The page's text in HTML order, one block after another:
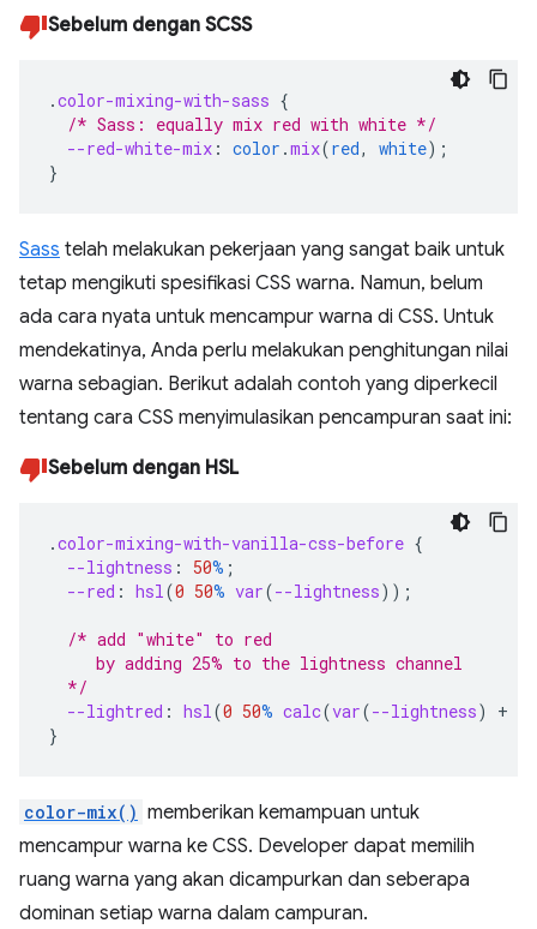
Sebelum dengan SCSS
.color-mixing-with-sass {
/* Sass: equally mix red with white */
--red-white-mix : color .mix(red, white);
}
Sass telah melakukan pekerjaan yang sangat baik untuk
tetap mengikuti spesifikasi CSS warna. Namun, belum
ada cara nyata untuk mencampur warna di CSS. Untuk
mendekatinya, Anda perlu melakukan penghitungan nilai
warna sebagian. Berikut adalah contoh yang diperkecil
tentang cara CSS menyimulasikan pencampuran saat ini:
Sebelum dengan HSL
.color-mixing-with-vanilla-css-before {
--lightness : 50% ;
--red : hsl(0 50% var(--lightness));
/* add "white" to red
     by adding 25% to the lightness channel
  */
--lightred : hsl(0 50% calc(var(--lightness) +
}
color-mix() memberikan kemampuan untuk
mencampur warna ke CSS. Developer dapat memilih
ruang warna yang akan dicampurkan dan seberapa
dominan setiap warna dalam campuran.